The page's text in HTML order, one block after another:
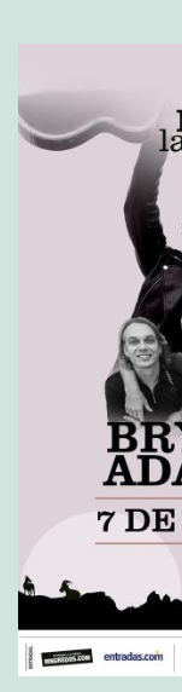
a
P
s
o
n
s
L
i
v
e
P